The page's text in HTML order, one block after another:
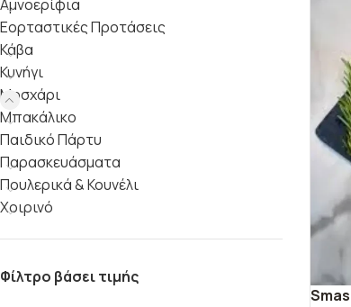
Αμνοερίφια
Εορταστικές Προτάσεις
Κάβα
Κυνήγι
Μοσχάρι
Μπακάλικο
Παιδικό Πάρτυ
Παρασκευάσματα
Πουλερικά & Κουνέλι
Χοιρινό
Φίλτρο βάσει τιμής